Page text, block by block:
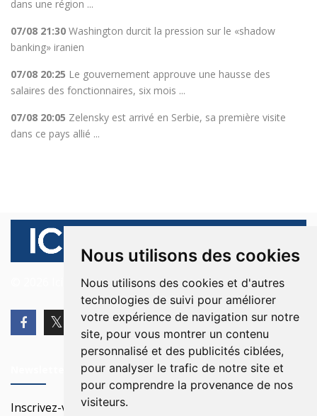
Nous utilisons des cookies
Nous utilisons des cookies et d'autres
technologies de suivi pour améliorer
votre expérience de navigation sur notre
site, pour vous montrer un contenu
personnalisé et des publicités ciblées,
pour analyser le trafic de notre site et
pour comprendre la provenance de nos
visiteurs.
dans une région ...
07/08 21:30 Washington durcit la pression sur le «shadow
banking» iranien
07/08 20:25 Le gouvernement approuve une hausse des
salaires des fonctionnaires, six mois ...
07/08 20:05 Zelensky est arrivé en Serbie, sa première visite
dans ce pays allié ...
© 2026 Ici Beyrouth. Tous les droits sont réservés.
Inscrivez-vous à notre Newsletter